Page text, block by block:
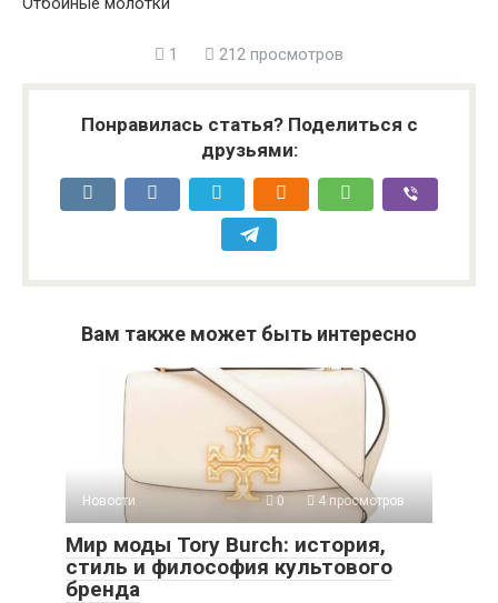
1 212 просмотров
Понравилась статья? Поделиться с
друзьями:
Вам также может быть интересно
Новости 0 4 просмотров
Мир моды Tory Burch: история,
стиль и философия культового
бренда